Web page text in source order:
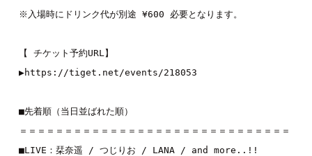
※入場時にドリンク代が別途 ¥600 必要となります。
【 チケット予約URL】
▶︎https://tiget.net/events/218053
■先着順（当日並ばれた順）
＝＝＝＝＝＝＝＝＝＝＝＝＝＝＝＝＝＝＝＝＝＝＝＝＝＝＝＝＝＝
■LIVE： 栞奈遥 / つじりお / LANA / and more..!!